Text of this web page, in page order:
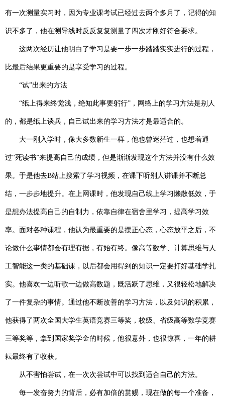
有一次测量实习时，因为专业课考试已经过去两个多月了，记得的知
识不多了，他在测导线时反反复复测量了四次才刚好符合要求。
这两次经历让他明白了学习是要一步一步踏踏实实进行的过程，
比最后结果更重要的是享受学习的过程。
“试”出来的方法
“纸上得来终觉浅，绝知此事要躬行”，网络上的学习方法是别人
的，都是纸上谈兵，自己试出来的学习方法才是最适合的。
大一刚入学时，像大多数新生一样，他也曾迷茫过，也想着通
过“死读书”来提高自己的成绩，但是渐渐发现这个方法并没有什么效
果。于是他去B站上搜索了学习视频，在课下听别人讲课并不断总
结，一步步地提升。在上网课时，他发现自己线上学习懒散低效，于
是想办法提高自己的自制力，依靠自律在宿舍里学习，提高学习效
率。面对各种课程，他认为最重要的是摆正心态，心态放平之后，不
论做什么事情都会有理有据，有始有终。像高等数学、计算思维与人
工智能这一类的基础课，以后都会用得到的知识一定要打好基础学扎
实。他喜欢一边听歌一边做高数题，既活跃了思维，又很轻松地解决
了一件复杂的事情。通过他不断改善的学习方法，以及知识的积累，
他获得了两次全国大学生英语竞赛三等奖，校级、省级高等数学竞赛
三等奖等，拿到国家奖学金的时候，他很意外，也很惊喜，一年的耕
耘最终有了收获。
从不害怕尝试，在一次次尝试中可以找到适合自己的方法。
每一发奋努力的背后，必有加倍的赏赐，现在做的每一个准备，